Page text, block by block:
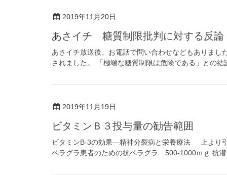
2019年11月20日
あさイチ 糖質制限批判に対する反論
あさイチ放送後、お電話で問い合わせなどもありま
されました。 「極端な糖質制限は危険である」との
2019年11月19日
ビタミンＢ３投与量の勧告範囲
ビタミンB‐3の効果―精神分裂病と栄養療法 上よ
ペラグラ患者のための抗ペラグラ 500-1000ｍｇ 抗